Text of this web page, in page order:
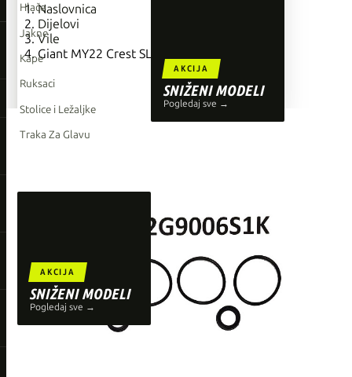
Giant
Orbea
Liv
Shimano
Wahoo
AKCIJA
SNIŽENI MODELI
Pogledaj sve →
AKCIJA
SNIŽENI MODELI
Pogledaj sve →
Hlače
Jakne
Kape
Ruksaci
Stolice i Ležaljke
Traka Za Glavu
Liv
Shimano
Wahoo
Naslovnica
Dijelovi
Vile
Giant MY22 Crest SL 34 Oring/Xring set